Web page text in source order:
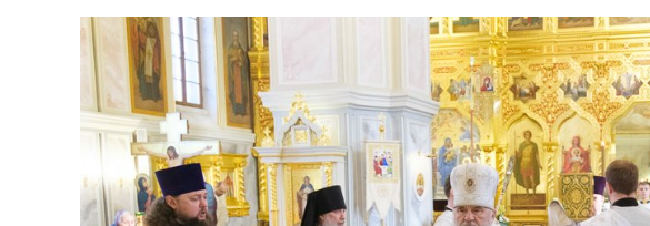
РАСПИСАНИЕ
БОГОСЛУЖЕНИЙ с 16 по 30
РАСПИСАНИЕ
БОГОСЛУЖЕНИЙ с 26